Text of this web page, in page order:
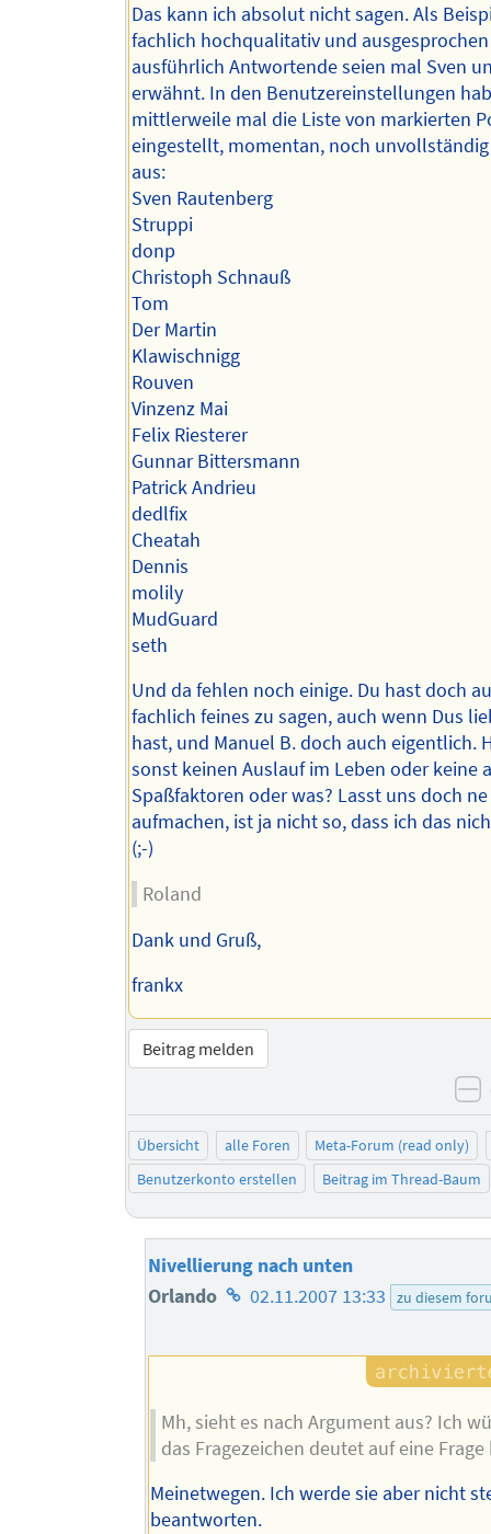
Das kann ich absolut nicht sagen. Als
fachlich hochqualitativ und ausgesprochen
ausführlich Antwortende seien mal Sven
erwähnt. In den Benutzereinstellungen
mittlerweile mal die Liste von markierten
eingestellt, momentan, noch
aus:
Sven Rautenberg
Struppi
donp
Christoph Schnauß
Tom
Der Martin
Klawischnigg
Rouven
Vinzenz Mai
Felix Riesterer
Gunnar Bittersmann
Patrick Andrieu
dedlfix
Cheatah
Dennis
molily
MudGuard
seth
Und da fehlen noch einige. Du hast doch
fachlich feines zu sagen, auch wenn Dus
hast, und Manuel B. doch auch eigentlich.
sonst keinen Auslauf im Leben oder keine
Spaßfaktoren oder was? Lasst uns doch
aufmachen, ist ja nicht so, dass ich das
(;-)
Roland
Dank und Gruß,
frankx
Beitrag melden
Übersicht alle Foren
Meta-Forum (read only)
Benutzerkonto erstellen
Beitrag im Thread-Baum
Nivellierung nach unten
Orlando Homepage
Autors
02.11.2007 13:33 zu diesem
Mh, sieht es nach Argument aus? Ich
das Fragezeichen deutet auf eine Frage
Meinetwegen. Ich werde sie aber nicht
beantworten.